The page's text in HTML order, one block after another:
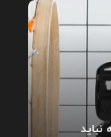
نباید